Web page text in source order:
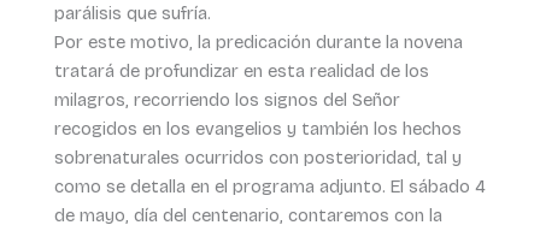
parálisis que sufría.
Por este motivo, la predicación durante la novena
tratará de profundizar en esta realidad de los
milagros, recorriendo los signos del Señor
recogidos en los evangelios y también los hechos
sobrenaturales ocurridos con posterioridad, tal y
como se detalla en el programa adjunto. El sábado 4
de mayo, día del centenario, contaremos con la